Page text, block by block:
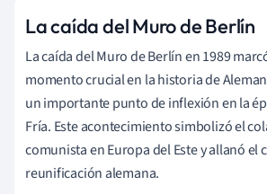
La caída del Muro de Berlín
La caída del Muro de Berlín en 1989
momento crucial en la historia de
un importante punto de inflexión en la
Fría. Este acontecimiento simbolizó el
comunista en Europa del Este y allanó el
reunificación alemana.